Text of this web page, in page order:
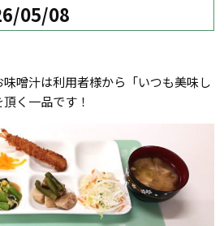
05/08
噌汁は利用者様から「いつも美味し
く一品です！